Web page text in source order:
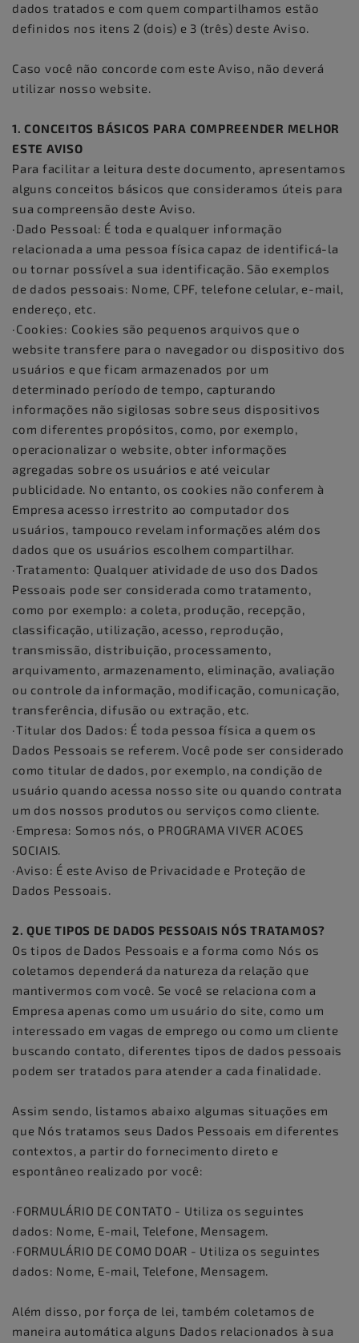
dados tratados e com quem compartilhamos estão
definidos nos itens 2 (dois) e 3 (três) deste Aviso.
Caso você não concorde com este Aviso, não deverá
utilizar nosso website.
1. CONCEITOS BÁSICOS PARA COMPREENDER MELHOR
ESTE AVISO
Para facilitar a leitura deste documento, apresentamos
alguns conceitos básicos que consideramos úteis para
sua compreensão deste Aviso.
·Dado Pessoal: É toda e qualquer informação
relacionada a uma pessoa física capaz de identificá-la
ou tornar possível a sua identificação. São exemplos
de dados pessoais: Nome, CPF, telefone celular, e-mail,
endereço, etc.
·Cookies: Cookies são pequenos arquivos que o
website transfere para o navegador ou dispositivo dos
usuários e que ficam armazenados por um
determinado período de tempo, capturando
informações não sigilosas sobre seus dispositivos
com diferentes propósitos, como, por exemplo,
operacionalizar o website, obter informações
agregadas sobre os usuários e até veicular
publicidade. No entanto, os cookies não conferem à
Empresa acesso irrestrito ao computador dos
usuários, tampouco revelam informações além dos
dados que os usuários escolhem compartilhar.
·Tratamento: Qualquer atividade de uso dos Dados
Pessoais pode ser considerada como tratamento,
como por exemplo: a coleta, produção, recepção,
classificação, utilização, acesso, reprodução,
transmissão, distribuição, processamento,
arquivamento, armazenamento, eliminação, avaliação
ou controle da informação, modificação, comunicação,
transferência, difusão ou extração, etc.
·Titular dos Dados: É toda pessoa física a quem os
Dados Pessoais se referem. Você pode ser considerado
como titular de dados, por exemplo, na condição de
usuário quando acessa nosso site ou quando contrata
um dos nossos produtos ou serviços como cliente.
·Empresa: Somos nós, o PROGRAMA VIVER ACOES
SOCIAIS.
·Aviso: É este Aviso de Privacidade e Proteção de
Dados Pessoais.
2. QUE TIPOS DE DADOS PESSOAIS NÓS TRATAMOS?
Os tipos de Dados Pessoais e a forma como Nós os
coletamos dependerá da natureza da relação que
mantivermos com você. Se você se relaciona com a
Empresa apenas como um usuário do site, como um
interessado em vagas de emprego ou como um cliente
buscando contato, diferentes tipos de dados pessoais
podem ser tratados para atender a cada finalidade.
Assim sendo, listamos abaixo algumas situações em
que Nós tratamos seus Dados Pessoais em diferentes
contextos, a partir do fornecimento direto e
espontâneo realizado por você:
·FORMULÁRIO DE CONTATO - Utiliza os seguintes
dados: Nome, E-mail, Telefone, Mensagem.
·FORMULÁRIO DE COMO DOAR - Utiliza os seguintes
dados: Nome, E-mail, Telefone, Mensagem.
Além disso, por força de lei, também coletamos de
maneira automática alguns Dados relacionados à sua